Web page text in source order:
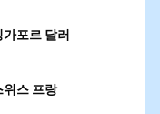
포르 달러
스 프랑